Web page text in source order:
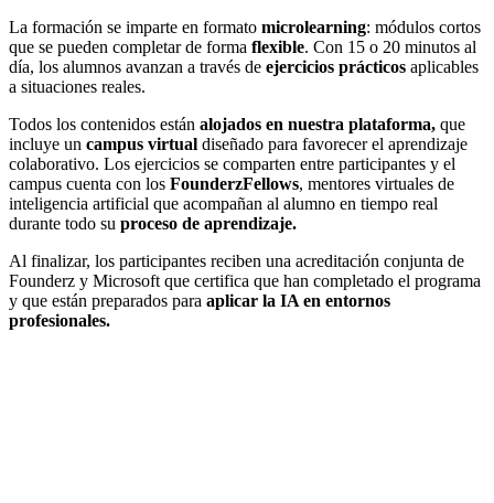
La formación se imparte en formato microlearning: módulos cortos
que se pueden completar de forma flexible. Con 15 o 20 minutos al
día, los alumnos avanzan a través de ejercicios prácticos aplicables
a situaciones reales.
Todos los contenidos están alojados en nuestra plataforma, que
incluye un campus virtual diseñado para favorecer el aprendizaje
colaborativo. Los ejercicios se comparten entre participantes y el
campus cuenta con los FounderzFellows, mentores virtuales de
inteligencia artificial que acompañan al alumno en tiempo real
durante todo su proceso de aprendizaje.
Al finalizar, los participantes reciben una acreditación conjunta de
Founderz y Microsoft que certifica que han completado el programa
y que están preparados para aplicar la IA en entornos
profesionales.